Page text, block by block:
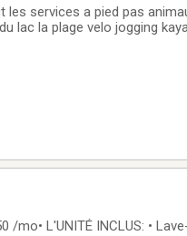
INCLUS: • Lave-